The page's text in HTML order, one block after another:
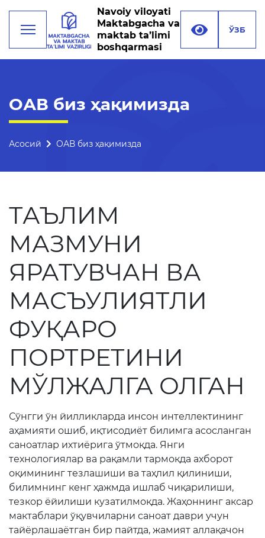
Бошқарма тузилмаси
Халқаро алоқалар
Очиқ мажлислар ўтказиш
Таълим
Таҳлилий маълумотлар
Ҳисоботлар
Интерактив хизматлар
Электрон кундалик
1-синфга қабул
Электрон шаҳодатнома
Navoiy viloyati
Maktabgacha va
maktab ta’limi
boshqarmasi
ЎЗБ
ОАВ биз ҳақимизда
Асосий ОАВ биз ҳақимизда
ТАЪЛИМ
МАЗМУНИ
ЯРАТУВЧАН ВА
МАСЪУЛИЯТЛИ
ФУҚАРО
ПОРТРЕТИНИ
МЎЛЖАЛГА ОЛГАН
Сўнгги ўн йилликларда инсон интеллектининг
аҳамияти ошиб, иқтисодиёт билимга асосланган
саноатлар ихтиёрига ўтмоқда. Янги
технологиялар ва рақамли тармоқда ахборот
оқимининг тезлашиши ва таҳлил қилиниши,
билимнинг кенг ҳажмда ишлаб чиқарилиши,
тезкор ёйилиши кузатилмоқда. Жаҳоннинг аксар
мактаблари ўқувчиларни саноат даври учун
тайёрлашаётган бир пайтда, жамият аллақачон